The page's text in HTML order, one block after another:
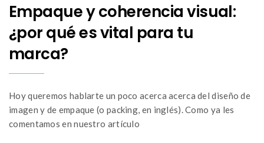
Empaque y coherencia visual:
¿por qué es vital para tu
marca?
Hoy queremos hablarte un poco acerca acerca del diseño de
imagen y de empaque (o packing, en inglés). Como ya les
comentamos en nuestro artículo